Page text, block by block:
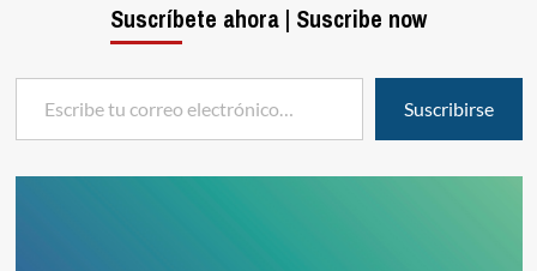
Suscríbete ahora | Suscribe now
Escribe tu correo electrónico…
Suscribirse